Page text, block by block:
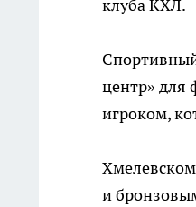
клуба КХЛ.
центр» для
игроком,
и